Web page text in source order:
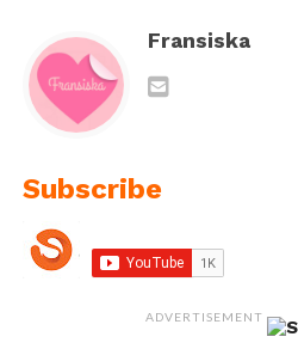
Fransiska
Subscribe
ADVERTISEMENT